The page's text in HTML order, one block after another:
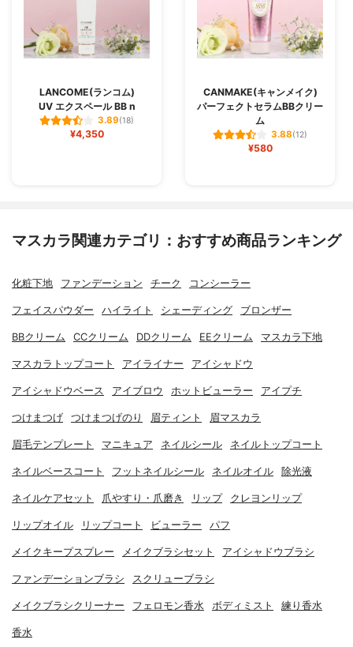
LANCOME(ランコム)
UV エクスペール BB n
3.89(18)
¥4,350
CANMAKE(キャンメイク)
パーフェクトセラムBBクリー
ム
3.88(12)
¥580
マスカラ関連カテゴリ：おすすめ商品ランキング
化粧下地 ファンデーション チーク コンシーラー
フェイスパウダー ハイライト シェーディング ブロンザー
BBクリーム CCクリーム DDクリーム EEクリーム マスカラ下地
マスカラトップコート アイライナー アイシャドウ
アイシャドウベース アイブロウ ホットビューラー アイプチ
つけまつげ つけまつげのり 眉ティント 眉マスカラ
眉毛テンプレート マニキュア ネイルシール ネイルトップコート
ネイルベースコート フットネイルシール ネイルオイル 除光液
ネイルケアセット 爪やすり・爪磨き リップ クレヨンリップ
リップオイル リップコート ビューラー パフ
メイクキープスプレー メイクブラシセット アイシャドウブラシ
ファンデーションブラシ スクリューブラシ
メイクブラシクリーナー フェロモン香水 ボディミスト 練り香水
香水